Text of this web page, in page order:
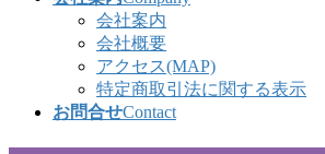
会社案内
会社概要
アクセス(MAP)
特定商取引法に関する表示
お問合せContact